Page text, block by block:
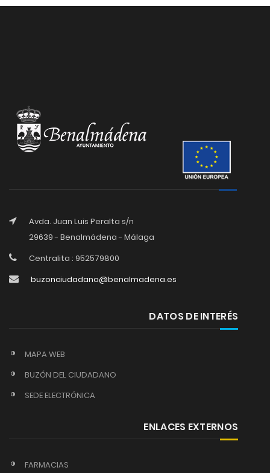
Avda. Juan Luis Peralta s/n
29639 - Benalmádena - Málaga
Centralita : 952579800
buzonciudadano@benalmadena.es
DATOS DE INTERÉS
MAPA WEB
BUZÓN DEL CIUDADANO
SEDE ELECTRÓNICA
ENLACES EXTERNOS
FARMACIAS